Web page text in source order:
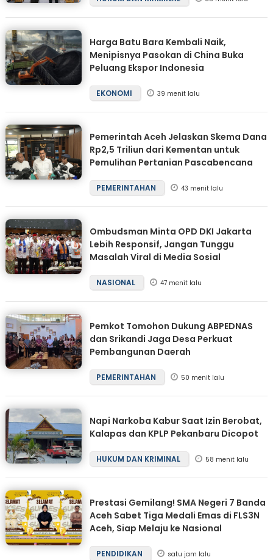
Harga Batu Bara Kembali Naik,
Menipisnya Pasokan di China Buka
Peluang Ekspor Indonesia
EKONOMI 39 menit lalu
Pemerintah Aceh Jelaskan Skema Dana
Rp2,5 Triliun dari Kementan untuk
Pemulihan Pertanian Pascabencana
PEMERINTAHAN 43 menit lalu
Ombudsman Minta OPD DKI Jakarta
Lebih Responsif, Jangan Tunggu
Masalah Viral di Media Sosial
NASIONAL 47 menit lalu
Pemkot Tomohon Dukung ABPEDNAS
dan Srikandi Jaga Desa Perkuat
Pembangunan Daerah
PEMERINTAHAN 50 menit lalu
Napi Narkoba Kabur Saat Izin Berobat,
Kalapas dan KPLP Pekanbaru Dicopot
HUKUM DAN KRIMINAL 58 menit lalu
Prestasi Gemilang! SMA Negeri 7 Banda
Aceh Sabet Tiga Medali Emas di FLS3N
Aceh, Siap Melaju ke Nasional
PENDIDIKAN satu jam lalu